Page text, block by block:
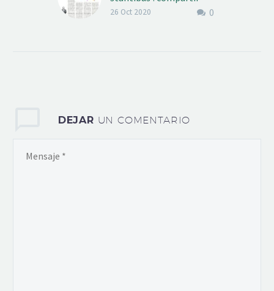
impactos para seguir
puestos de…
0
26 Oct 2020
DEJAR UN COMENTARIO